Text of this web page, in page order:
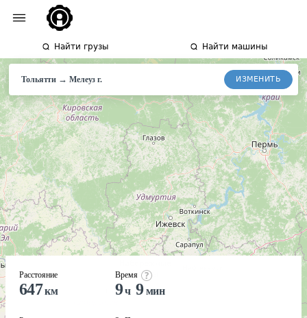
Найти грузы Найти машины
Тольятти → Мелеузг. ИЗМЕНИТЬ
Расстояние
647км
Время
9ч 9мин